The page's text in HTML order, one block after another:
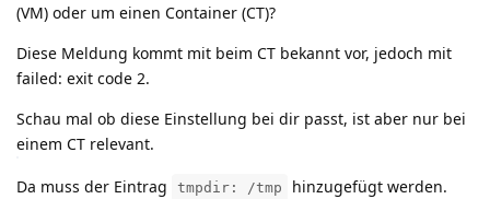
(VM) oder um einen Container (CT)?
Diese Meldung kommt mit beim CT bekannt vor, jedoch mit
failed: exit code 2.
Schau mal ob diese Einstellung bei dir passt, ist aber nur bei
einem CT relevant.
Da muss der Eintrag tmpdir: /tmp
hinzugefügt werden.